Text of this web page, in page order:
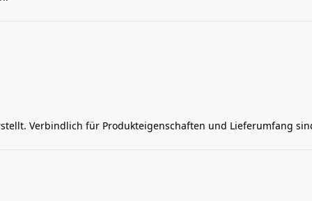
Verbindlich für Produkteigenschaften und Lieferumfang